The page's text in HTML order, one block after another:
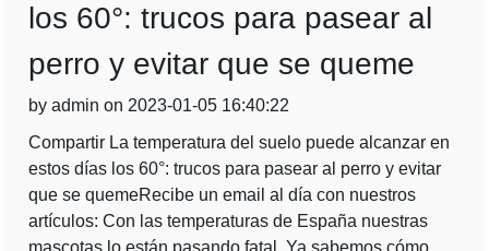
los 60°: trucos para pasear al
perro y evitar que se queme
by admin on 2023-01-05 16:40:22
Compartir La temperatura del suelo puede alcanzar en
estos días los 60°: trucos para pasear al perro y evitar
que se quemeRecibe un email al día con nuestros
artículos: Con las temperaturas de España nuestras
mascotas lo están pasando fatal. Ya sabemos cómo